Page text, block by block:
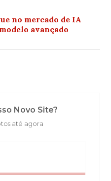
no mercado de IA
avançado
Novo Site?
até agora